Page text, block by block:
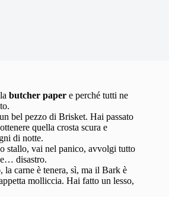
butcher paper e perché tutti ne
bel pezzo di Brisket. Hai passato
quella crosta scura e
di notte.
stallo, vai nel panico, avvolgi tutto
disastro.
carne è tenera, sì, ma il Bark è
molliccia. Hai fatto un lesso,